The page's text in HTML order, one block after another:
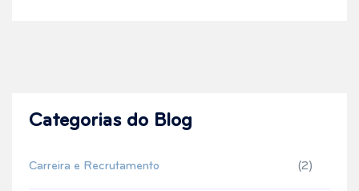
Categorias do Blog
Carreira e Recrutamento (2)